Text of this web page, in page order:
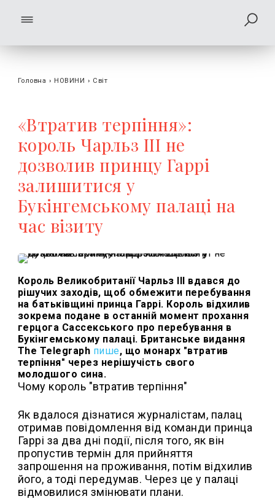
Головна › НОВИНИ › Світ
«Втратив терпіння»:
король Чарльз III не
дозволив принцу Гаррі
залишитися у
Букінгемському палаці на
час візиту
Король Великобританії Чарльз III вдався до
рішучих заходів, щоб обмежити перебування
на батьківщині принца Гаррі. Король відхилив
зокрема подане в останній момент прохання
герцога Сассекського про перебування в
Букінгемському палаці. Британське видання
The Telegraph пише, що монарх "втратив
терпіння" через нерішучість свого
молодшого сина.
Чому король "втратив терпіння"
Як вдалося дізнатися журналістам, палац
отримав повідомлення від команди принца
Гаррі за два дні події, після того, як він
пропустив термін для прийняття
запрошення на проживання, потім відхилив
його, а тоді передумав. Через це у палаці
відмовилися змінювати плани.